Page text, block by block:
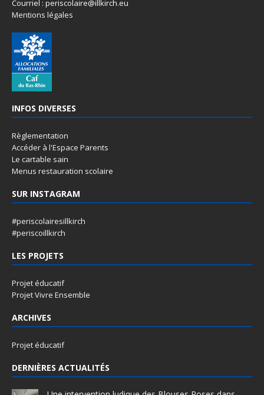
Courriel : periscolaire@illkirch.eu
Mentions légales
INFOS DIVERSES
Règlementation
Accéder à l'Espace Parents
Le cartable sain
Menus restauration scolaire
SUR INSTAGRAM
#periscolairesillkirch
#periscoillkirch
LES PROJETS
Projet éducatif
Projet Vivre Ensemble
ARCHIVES
Projet éducatif
DERNIÈRES ACTUALITÉS